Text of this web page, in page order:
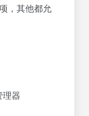
，其他都允
理器